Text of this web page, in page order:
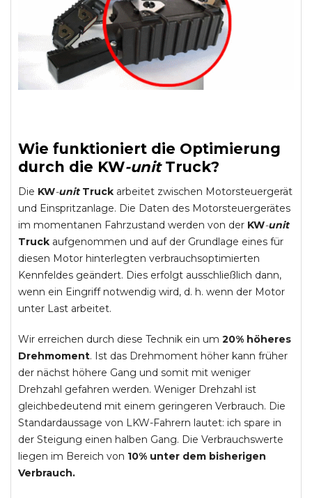
Wie funktioniert die Optimierung
durch die KW-unit Truck?
Die KW-unit Truck arbeitet zwischen Motorsteuergerät
und Einspritzanlage. Die Daten des Motorsteuergerätes
im momentanen Fahrzustand werden von der KW-unit
Truck aufgenommen und auf der Grundlage eines für
diesen Motor hinterlegten verbrauchsoptimierten
Kennfeldes geändert. Dies erfolgt ausschließlich dann,
wenn ein Eingriff notwendig wird, d. h. wenn der Motor
unter Last arbeitet.
Wir erreichen durch diese Technik ein um 20% höheres
Drehmoment. Ist das Drehmoment höher kann früher
der nächst höhere Gang und somit mit weniger
Drehzahl gefahren werden. Weniger Drehzahl ist
gleichbedeutend mit einem geringeren Verbrauch. Die
Standardaussage von LKW-Fahrern lautet: ich spare in
der Steigung einen halben Gang. Die Verbrauchswerte
liegen im Bereich von 10% unter dem bisherigen
Verbrauch.